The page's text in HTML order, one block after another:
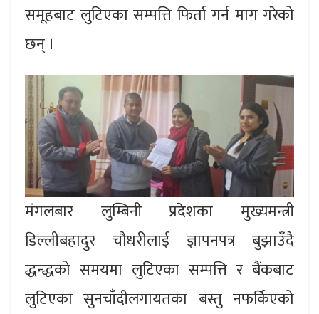
समूहबाट लुटिएका सम्पत्ति फिर्ता गर्न माग गरेको
छन् ।
मंगलबार लुम्बिनी प्रदेशका मुख्यमन्त्री
डिल्लीबहादुर चौधरीलाई ज्ञापनपत्र बुझाउँदै
द्धन्द्धको समयमा लुटिएका सम्पत्ति र बैंकबाट
लुटिएका सुनचाँदीलगायतका बस्तु नफर्किएको